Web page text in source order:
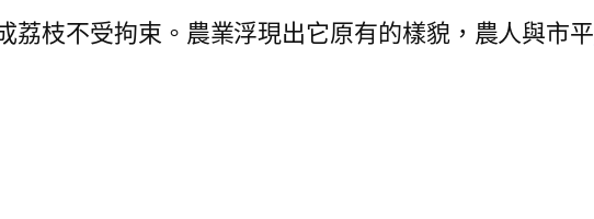
荔枝不受拘束。農業浮現出它原有的樣貌，農人與市平